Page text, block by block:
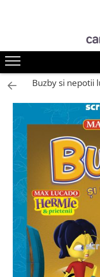
Tematică
Craciun
Activități
Atlase si enciclopedii
Carte de bucate
Călătorie
Educație
Educație financiară
Hobby si craft
Inteligenta emotionala
Limbi străine
Muzicale
Poezii
Povești
Reviste
Știință si natură
Buzby si nepotii